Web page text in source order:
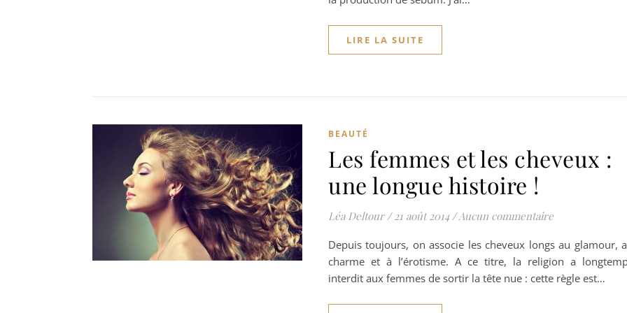
LIRE LA SUITE
BEAUTÉ
Les femmes et les cheveux :
une longue histoire !
Léa Deltour / 21 août 2014 /Aucun commentaire
Depuis toujours, on associe les cheveux longs au glamour,
charme et à l’érotisme. A ce titre, la religion a
interdit aux femmes de sortir la tête nue : cette règle est…